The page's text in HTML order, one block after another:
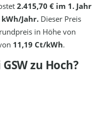
2.415,70 € im 1. Jahr
Jahr. Dieser Preis
in Höhe von
11,19 Ct/kWh.
GSWzu Hoch?